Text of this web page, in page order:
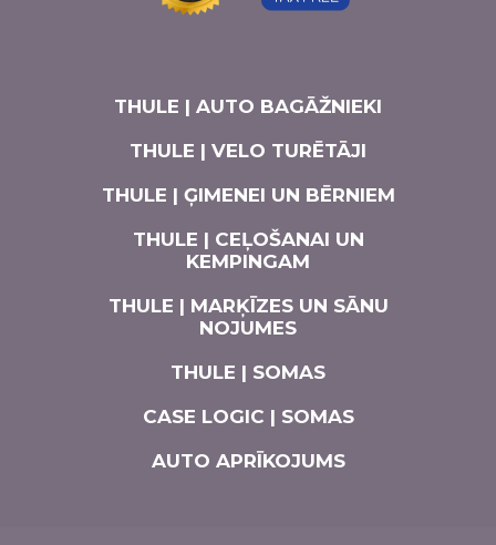
THULE | AUTO BAGĀŽNIEKI
THULE | VELO TURĒTĀJI
THULE | ĢIMENEI UN BĒRNIEM
THULE | CEĻOŠANAI UN
KEMPINGAM
THULE | MARĶĪZES UN SĀNU
NOJUMES
THULE | SOMAS
CASE LOGIC | SOMAS
AUTO APRĪKOJUMS